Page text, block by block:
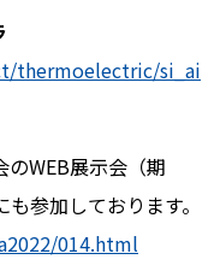
thermoelectric/si_ai
のWEB展示会（期
も参加しております。
014.html